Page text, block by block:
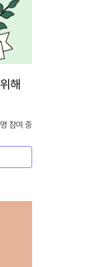
해
명 참여 중